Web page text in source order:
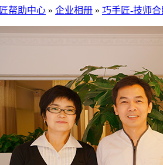
帮助中心 » 企业相册 » 巧手匠-技师合